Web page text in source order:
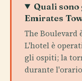
Quali
Emirates
The Boulevard
L'hotel è
gli ospiti; la
durante